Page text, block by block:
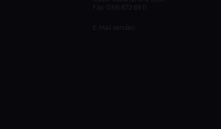
Fax: 0316 872 69 11
E-Mail senden